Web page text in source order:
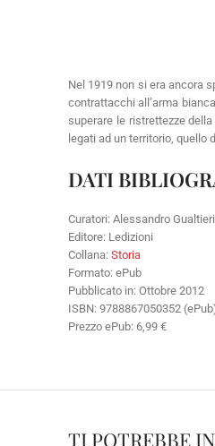
Nel 1919 non si era ancora
contrattacchi all’arma
superare le ristrettezze
legati ad un territorio, quello
DATI
Curatori: Alessandro
Editore: Ledizioni
Collana: Storia
Formato: ePub
Pubblicato in: Ottobre 2012
ISBN: 9788867050352
Prezzo ePub: 6,99 €
TI POTREBBE